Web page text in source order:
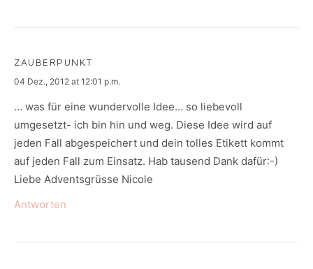
ZAUBERPUNKT
says:
04 Dez., 2012 at 12:01 p.m.
… was für eine wundervolle Idee… so liebevoll
umgesetzt- ich bin hin und weg. Diese Idee wird auf
jeden Fall abgespeichert und dein tolles Etikett kommt
auf jeden Fall zum Einsatz. Hab tausend Dank dafür:-)
Liebe Adventsgrüsse Nicole
Antworten